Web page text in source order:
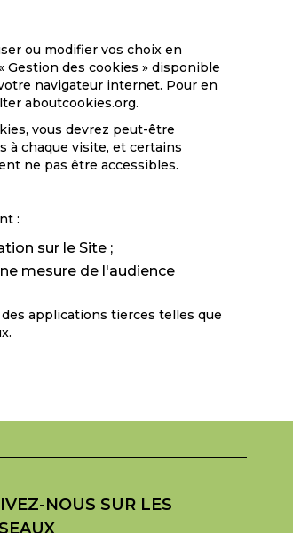
ou modifier vos choix en
Gestion des cookies » disponible
navigateur internet. Pour en
aboutcookies.org.
vous devrez peut-être
à chaque visite, et certains
ne pas être accessibles.
:
sur le Site ;
mesure de l'audience
applications tierces telles que
NOUS SUR LES